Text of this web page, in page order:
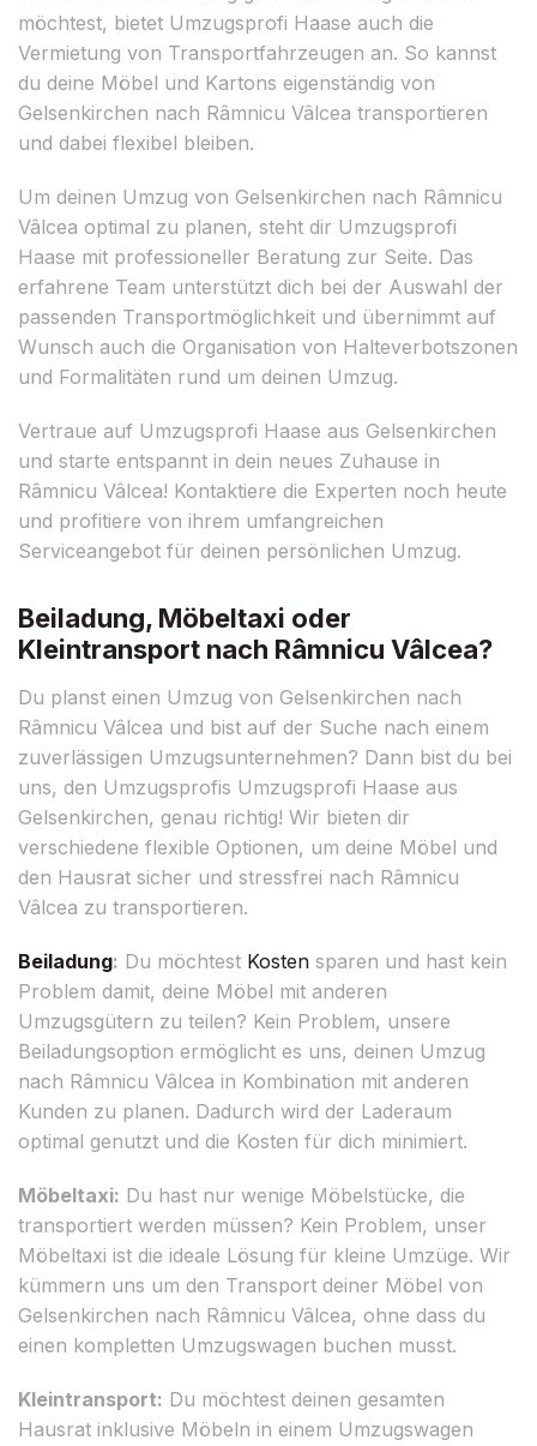
möchtest, bietet Umzugsprofi Haase auch die
Vermietung von Transportfahrzeugen an. So kannst
du deine Möbel und Kartons eigenständig von
Gelsenkirchen nach Râmnicu Vâlcea transportieren
und dabei flexibel bleiben.
Um deinen Umzug von Gelsenkirchen nach Râmnicu
Vâlcea optimal zu planen, steht dir Umzugsprofi
Haase mit professioneller Beratung zur Seite. Das
erfahrene Team unterstützt dich bei der Auswahl der
passenden Transportmöglichkeit und übernimmt auf
Wunsch auch die Organisation von Halteverbotszonen
und Formalitäten rund um deinen Umzug.
Vertraue auf Umzugsprofi Haase aus Gelsenkirchen
und starte entspannt in dein neues Zuhause in
Râmnicu Vâlcea! Kontaktiere die Experten noch heute
und profitiere von ihrem umfangreichen
Serviceangebot für deinen persönlichen Umzug.
Beiladung, Möbeltaxi oder
Kleintransport nach Râmnicu Vâlcea?
Du planst einen Umzug von Gelsenkirchen nach
Râmnicu Vâlcea und bist auf der Suche nach einem
zuverlässigen Umzugsunternehmen? Dann bist du bei
uns, den Umzugsprofis Umzugsprofi Haase aus
Gelsenkirchen, genau richtig! Wir bieten dir
verschiedene flexible Optionen, um deine Möbel und
den Hausrat sicher und stressfrei nach Râmnicu
Vâlcea zu transportieren.
Beiladung: Du möchtest Kosten sparen und hast kein
Problem damit, deine Möbel mit anderen
Umzugsgütern zu teilen? Kein Problem, unsere
Beiladungsoption ermöglicht es uns, deinen Umzug
nach Râmnicu Vâlcea in Kombination mit anderen
Kunden zu planen. Dadurch wird der Laderaum
optimal genutzt und die Kosten für dich minimiert.
Möbeltaxi: Du hast nur wenige Möbelstücke, die
transportiert werden müssen? Kein Problem, unser
Möbeltaxi ist die ideale Lösung für kleine Umzüge. Wir
kümmern uns um den Transport deiner Möbel von
Gelsenkirchen nach Râmnicu Vâlcea, ohne dass du
einen kompletten Umzugswagen buchen musst.
Kleintransport: Du möchtest deinen gesamten
Hausrat inklusive Möbeln in einem Umzugswagen